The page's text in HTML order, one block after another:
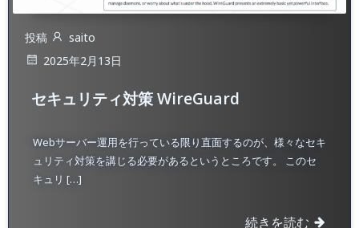
投稿
saito
2025年2月13日
セキュリティ対策 WireGuard
Webサーバー運用を行っている限り直面するのが、様々なセキ
ュリティ対策を講じる必要があるというところです。 このセ
キュリ […]
続きを読む